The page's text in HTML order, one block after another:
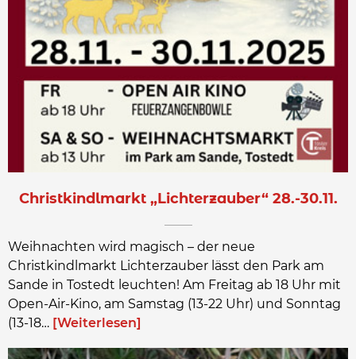
Christkindlmarkt „Lichterzauber“ 28.-30.11.
Weihnachten wird magisch – der neue
Christkindlmarkt Lichterzauber lässt den Park am
Sande in Tostedt leuchten! Am Freitag ab 18 Uhr mit
Open-Air-Kino, am Samstag (13-22 Uhr) und Sonntag
(13-18… Weiterlesen